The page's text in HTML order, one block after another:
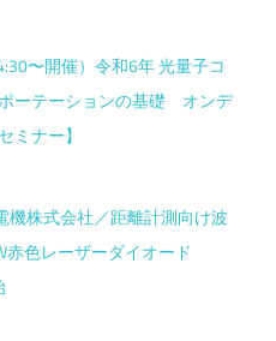
〜開催）令和6年 光量子コ
ーテーションの基礎 オンデ
ナー】
機株式会社／距離計測向け波
色レーザーダイオード